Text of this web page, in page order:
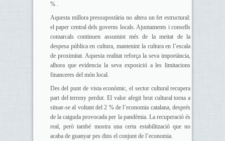
% .
Aquesta millora pressupostària no altera un fet estructural:
el paper central dels governs locals. Ajuntaments i consells
comarcals continuen assumint més de la meitat de la
despesa pública en cultura, mantenint la cultura en l’escala
de proximitat. Aquesta realitat reforça la seva importància,
alhora que evidencia la seva exposició a les limitacions
financeres del món local.
Des del punt de vista econòmic, el sector cultural recupera
part del terreny perdut. El valor afegit brut cultural torna a
situar-se al voltant del 2 % de l’economia catalana, després
de la caiguda provocada per la pandèmia. La recuperació és
real, però també mostra una certa estabilització que no
acaba de guanyar pes dins el conjunt de l’economia.